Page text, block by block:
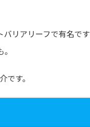
バリアリーフで有名で
です。